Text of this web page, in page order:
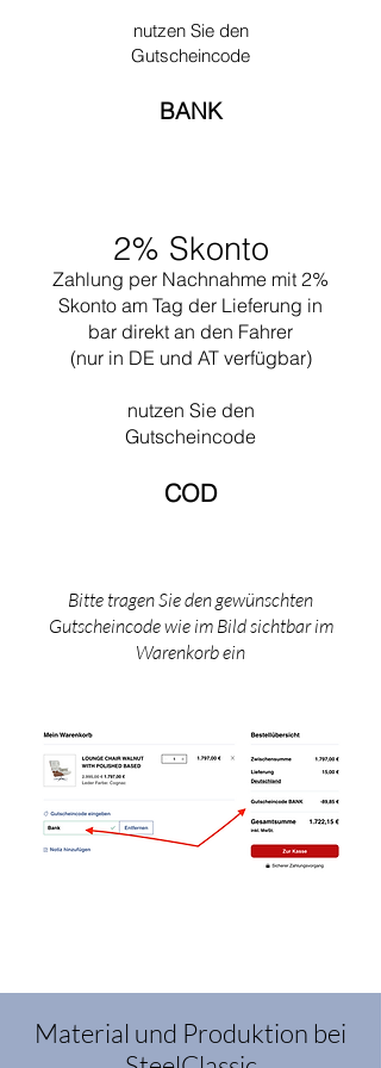
Cranston´s Tea Rooms in der Buchanan Street
und mit dem Möbelentwurf für ihre Tea
Rooms in der Glasgower Argyle Street
Macdonald und nahm an der Ausstellung der
Willow Street. Sein letztes Hauptwerk, die
Bibliothek der Kunstschule von Glasgow
(1909), fand wenig Beachtung. 1916 ließ er
sich in London nieder, bevor er 1923 nach
Frankreich übersiedelte, wo er sich bis zu
seinem Tod 1928 der Malerei widmete.
nutzen Sie den
Gutscheincode
BANK
2% Skonto
Zahlung per Nachnahme mit 2%
Skonto am Tag der Lieferung in
bar direkt an den Fahrer
(nur in DE und AT verfügbar)
nutzen Sie den
Gutscheincode
COD​
Bitte tragen Sie den gewünschten
Gutscheincode wie im Bild sichtbar im
Warenkorb ein
Material und Produktion bei